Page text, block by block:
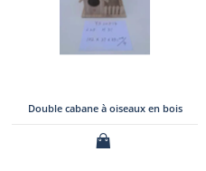
Double cabane à oiseaux en bois